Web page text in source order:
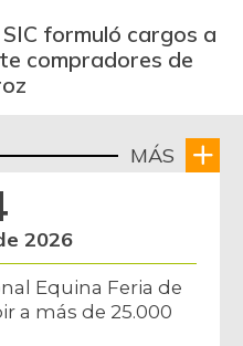
formuló cargos a
compradores de
MÁS
2026
Equina Feria de
a más de 25.000